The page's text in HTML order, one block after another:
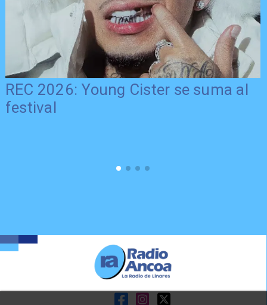
REC 2026: Young Cister se suma al
festival